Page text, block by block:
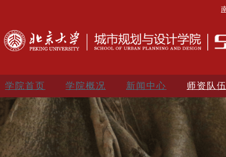
学院首页 学院概况 新闻中心 师资队